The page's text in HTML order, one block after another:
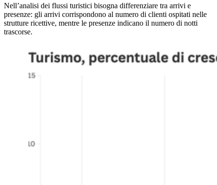
Nell’analisi dei flussi turistici bisogna differenziare tra arrivi e
presenze: gli arrivi corrispondono al numero di clienti ospitati nelle
strutture ricettive, mentre le presenze indicano il numero di notti
trascorse.